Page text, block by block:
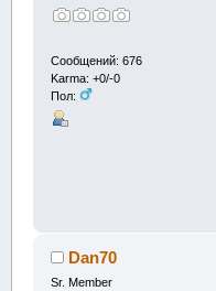
Сообщений: 676
Karma: +0/-0
Пол:
Dan70
Sr. Member